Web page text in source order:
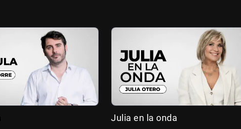
Julia en la onda